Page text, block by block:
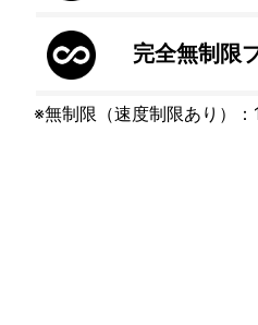
完全無制限
※無制限（速度制限あり）